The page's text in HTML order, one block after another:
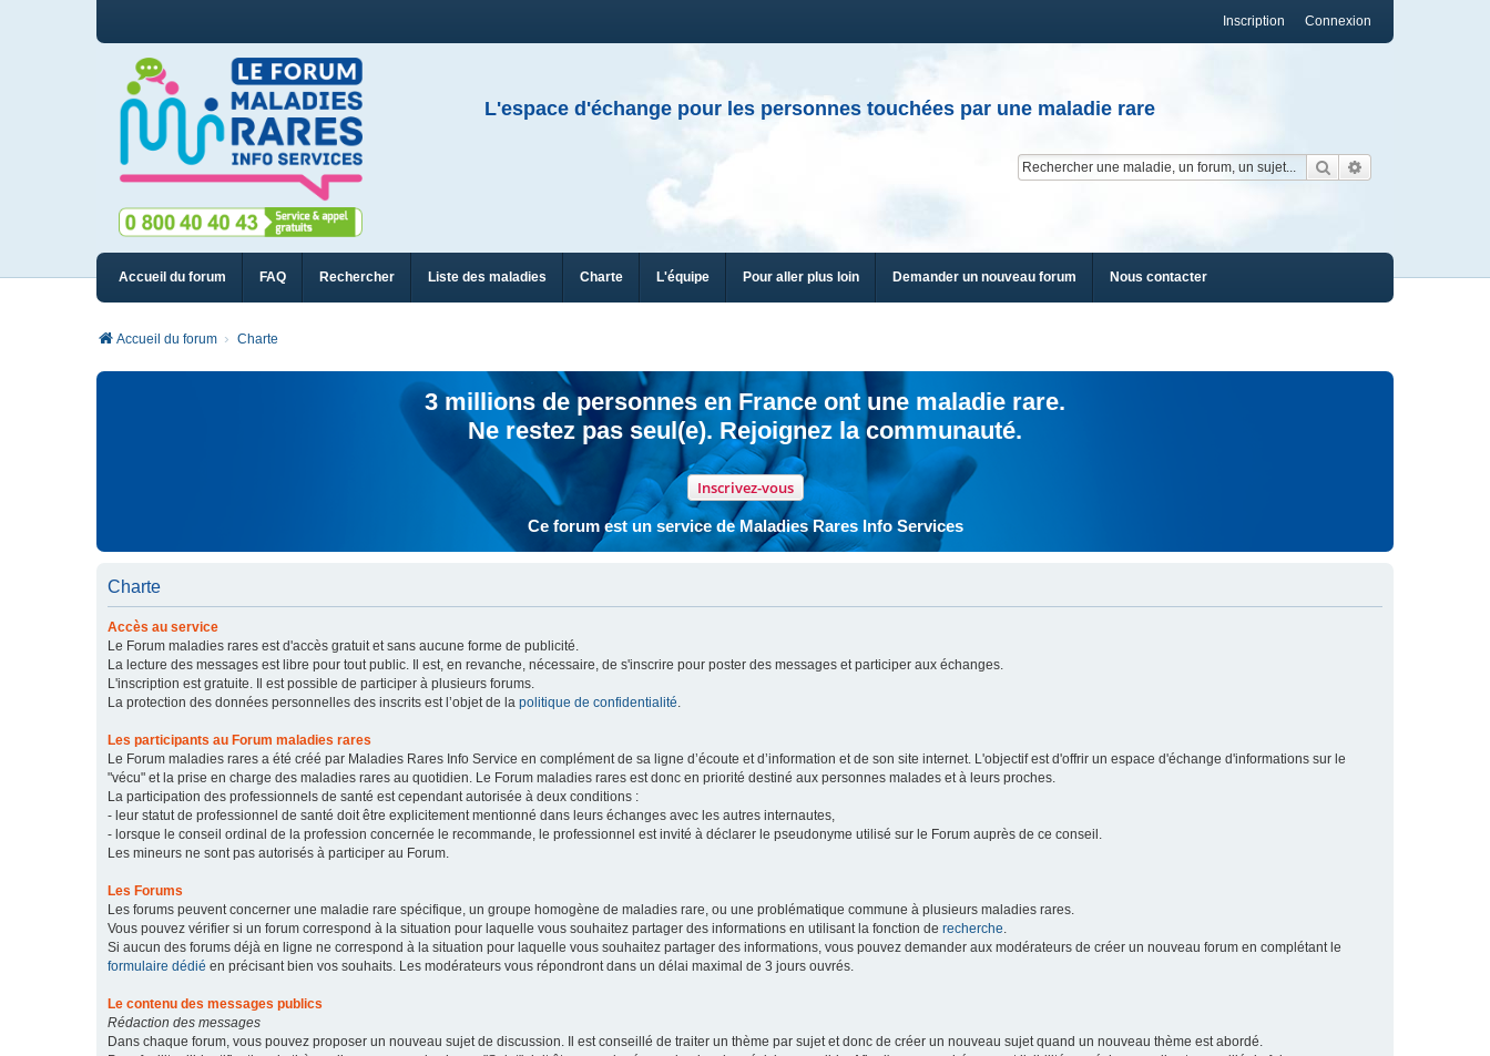
Connexion
Inscription
L'espace d'échange pour les personnes touchées par une maladie rare
Rechercher
Accueil du forum FAQ Rechercher Liste des maladies Charte L'équipe Pour aller plus loin Demander un nouveau forum Nous contacter
Accueil du forum Charte
3 millions de personnes en France ont une maladie rare.
Ne restez pas seul(e). Rejoignez la communauté.
Inscrivez-vous
Ce forum est un service de Maladies Rares Info Services
Charte
Accès au service
Le Forum maladies rares est d'accès gratuit et sans aucune forme de publicité.
La lecture des messages est libre pour tout public. Il est, en revanche, nécessaire, de s'inscrire pour poster des messages et participer aux échanges.
L'inscription est gratuite. Il est possible de participer à plusieurs forums.
La protection des données personnelles des inscrits est l’objet de la politique de confidentialité.
Les participants au Forum maladies rares
Le Forum maladies rares a été créé par Maladies Rares Info Service en complément de sa ligne d’écoute et d’information et de son site internet. L'objectif est d'offrir un espace d'échange d'informations sur le
"vécu" et la prise en charge des maladies rares au quotidien. Le Forum maladies rares est donc en priorité destiné aux personnes malades et à leurs proches.
La participation des professionnels de santé est cependant autorisée à deux conditions :
- leur statut de professionnel de santé doit être explicitement mentionné dans leurs échanges avec les autres internautes,
- lorsque le conseil ordinal de la profession concernée le recommande, le professionnel est invité à déclarer le pseudonyme utilisé sur le Forum auprès de ce conseil.
Les mineurs ne sont pas autorisés à participer au Forum.
Les Forums
Les forums peuvent concerner une maladie rare spécifique, un groupe homogène de maladies rare, ou une problématique commune à plusieurs maladies rares.
Vous pouvez vérifier si un forum correspond à la situation pour laquelle vous souhaitez partager des informations en utilisant la fonction de recherche.
Si aucun des forums déjà en ligne ne correspond à la situation pour laquelle vous souhaitez partager des informations, vous pouvez demander aux modérateurs de créer un nouveau forum en complétant le
formulaire dédié en précisant bien vos souhaits. Les modérateurs vous répondront dans un délai maximal de 3 jours ouvrés.
Le contenu des messages publics
Rédaction des messages
Dans chaque forum, vous pouvez proposer un nouveau sujet de discussion. Il est conseillé de traiter un thème par sujet et donc de créer un nouveau sujet quand un nouveau thème est abordé.